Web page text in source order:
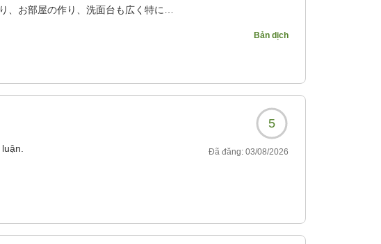
、お部屋の作り、洗面台も広く特に女
粧品を使われており、髪の毛もきしむ
得が行きました。安堵感のあるお値段
voice/187?
Bản dịch
5
Đã đăng: 03/08/2026